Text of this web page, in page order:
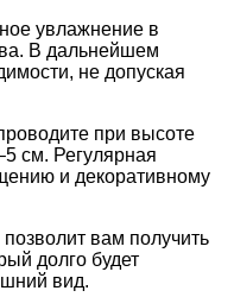
увлажнение в
В дальнейшем
не допуская
при высоте
см. Регулярная
и декоративному
вам получить
долго будет
вид.